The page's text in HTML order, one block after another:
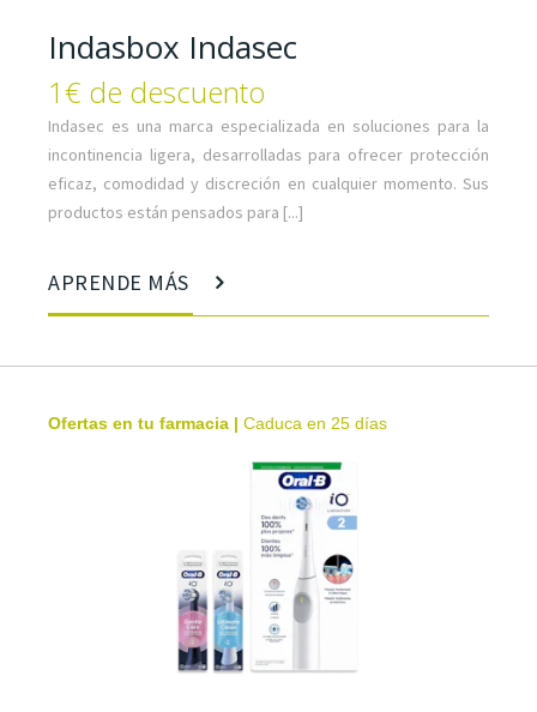
Indasbox Indasec
1€ de descuento
Indasec es una marca especializada en soluciones para la
incontinencia ligera, desarrolladas para ofrecer protección
eficaz, comodidad y discreción en cualquier momento. Sus
productos están pensados para [...]
APRENDE MÁS
Ofertas en tu farmacia | Caduca en 25 días